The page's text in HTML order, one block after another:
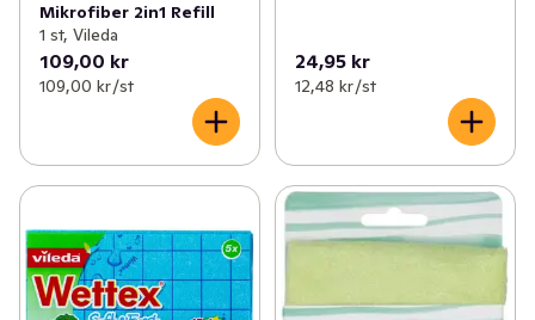
Mikrofiber 2in1 Refill
1 st, Vileda
109,00 kr
109,00 kr /st
24,95 kr
12,48 kr /st